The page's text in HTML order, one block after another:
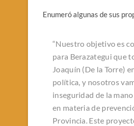
Enumeró algunas de sus
“Nuestro objetivo es
para Berazategui que
Joaquín (De la Torre)
política, y nosotros
inseguridad de la
en materia de
Provincia. Este